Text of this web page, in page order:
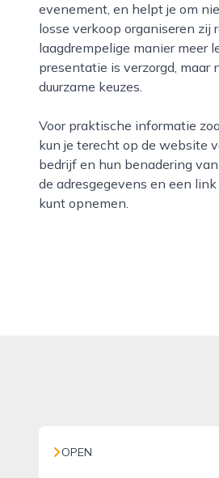
evenement, en helpt je om
losse verkoop organiseren zij
laagdrempelige manier meer
presentatie is verzorgd,
duurzame keuzes.
Voor praktische informatie zoals openingstijden, actuele activiteiten en het volledige assortiment
kun je terecht op de website
bedrijf en hun benadering
de adresgegevens en een
kunt opnemen.
OPEN